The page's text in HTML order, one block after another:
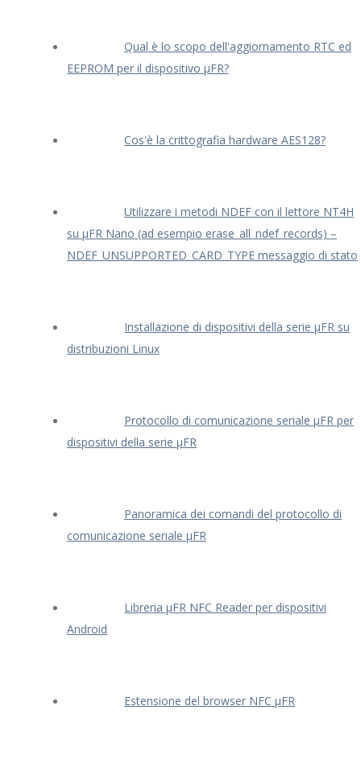
Qual è lo scopo dell'aggiornamento RTC ed
EEPROM per il dispositivo μFR?
Cos'è la crittografia hardware AES128?
Utilizzare i metodi NDEF con il lettore NT4H
su μFR Nano (ad esempio erase_all_ndef_records) –
NDEF_UNSUPPORTED_CARD_TYPE messaggio di stato
Installazione di dispositivi della serie μFR su
distribuzioni Linux
Protocollo di comunicazione seriale μFR per
dispositivi della serie μFR
Panoramica dei comandi del protocollo di
comunicazione seriale μFR
Libreria μFR NFC Reader per dispositivi
Android
Estensione del browser NFC μFR